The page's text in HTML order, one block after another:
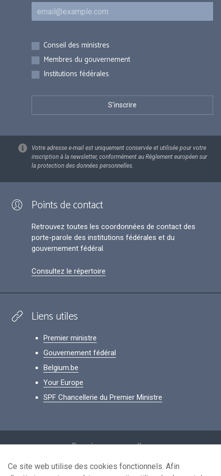
Courriel
Inscriptions
Conseil des ministres
Membres du gouvernement
Institutions fédérales
Votre adresse e-mail est uniquement conservée et utilisée pour votre
inscription à la newsletter, conformément au Règlement européen sur
la protection des données personnelles.
Points de contact
Retrouvez toutes les coordonnées de contact des
porte-parole des institutions fédérales et du
gouvernement fédéral.
Consultez le répertoire
Liens utiles
Premier ministre
Gouvernement fédéral
Belgium.be
Your Europe
SPF Chancellerie du Premier Ministre
Données personnelles
Conditions de réutilisation
Ce site web utilise des cookies fonctionnels. Afin